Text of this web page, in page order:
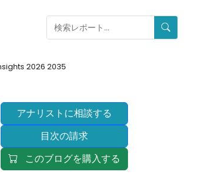
2026 2035
アナリストに相談する
目次の請求
このブログを購入する